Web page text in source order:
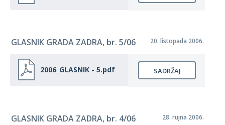
GLASNIK GRADA ZADRA, br. 5/06 20. listopada 2006.
2006_GLASNIK - 5.pdf SADRŽAJ
GLASNIK GRADA ZADRA, br. 4/06 28. rujna 2006.